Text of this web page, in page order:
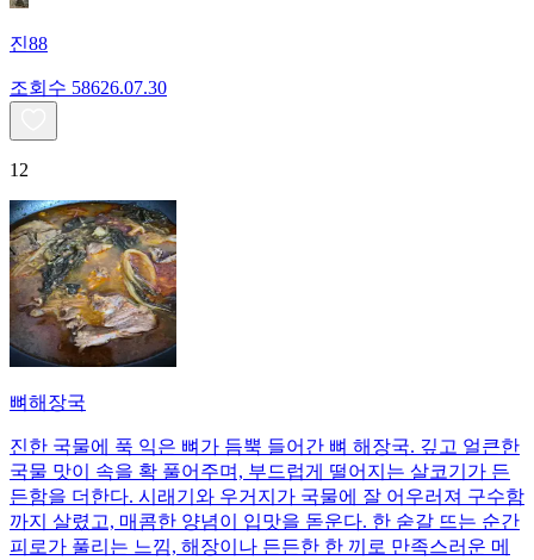
진88
조회수 58626.07.30
12
뼈해장국
진한 국물에 푹 익은 뼈가 듬뿍 들어간 뼈 해장국. 깊고 얼큰한
국물 맛이 속을 확 풀어주며, 부드럽게 떨어지는 살코기가 든
든함을 더한다. 시래기와 우거지가 국물에 잘 어우러져 구수함
까지 살렸고, 매콤한 양념이 입맛을 돋운다. 한 숟갈 뜨는 순간
피로가 풀리는 느낌, 해장이나 든든한 한 끼로 만족스러운 메